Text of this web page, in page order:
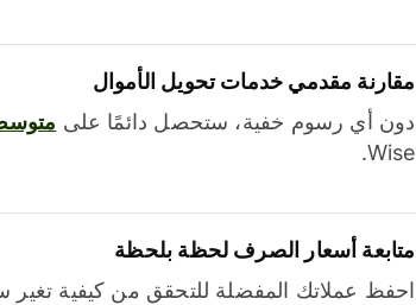
مقارنة مقدمي خدمات تحويل الأموال
دون أي رسوم خفية، ستحصل دائمًا على
Wise.
متابعة أسعار الصرف لحظة بلحظة
احفظ عملاتك المفضلة للتحقق من كيفية